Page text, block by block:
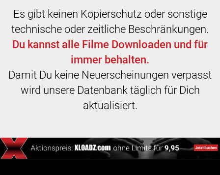
Es gibt keinen Kopierschutz oder sonstige
technische oder zeitliche Beschränkungen.
Du kannst alle Filme Downloaden und für
immer behalten.
Damit Du keine Neuerscheinungen verpasst
wird unsere Datenbank täglich für Dich
aktualisiert.